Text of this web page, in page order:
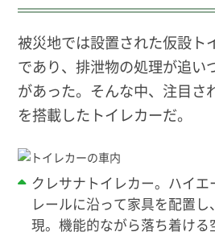
被災地では設置された仮設ト
であり、排泄物の処理が追い
があった。そんな中、注目さ
を搭載したトイレカーだ。
クレサナトイレカー。ハイエ
レールに沿って家具を配置
現。機能的ながら落ち着ける